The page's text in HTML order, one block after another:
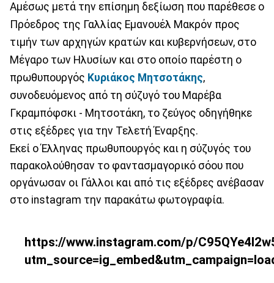
Αμέσως μετά την επίσημη δεξίωση που παρέθεσε ο
Πρόεδρος της Γαλλίας Εμανουέλ Μακρόν προς
τιμήν των αρχηγών κρατών και κυβερνήσεων, στο
Μέγαρο των Ηλυσίων και στο οποίο παρέστη ο
πρωθυπουργός Κυριάκος Μητσοτάκης,
συνοδευόμενος από τη σύζυγό του Μαρέβα
Γκραμπόφσκι - Μητσοτάκη, το ζεύγος οδηγήθηκε
στις εξέδρες για την Τελετή Έναρξης.
Εκεί ο Έλληνας πρωθυπουργός και η σύζυγός του
παρακολούθησαν το φαντασμαγορικό σόου που
οργάνωσαν οι Γάλλοι και από τις εξέδρες ανέβασαν
στο instagram την παρακάτω φωτογραφία.
https://www.instagram.com/p/